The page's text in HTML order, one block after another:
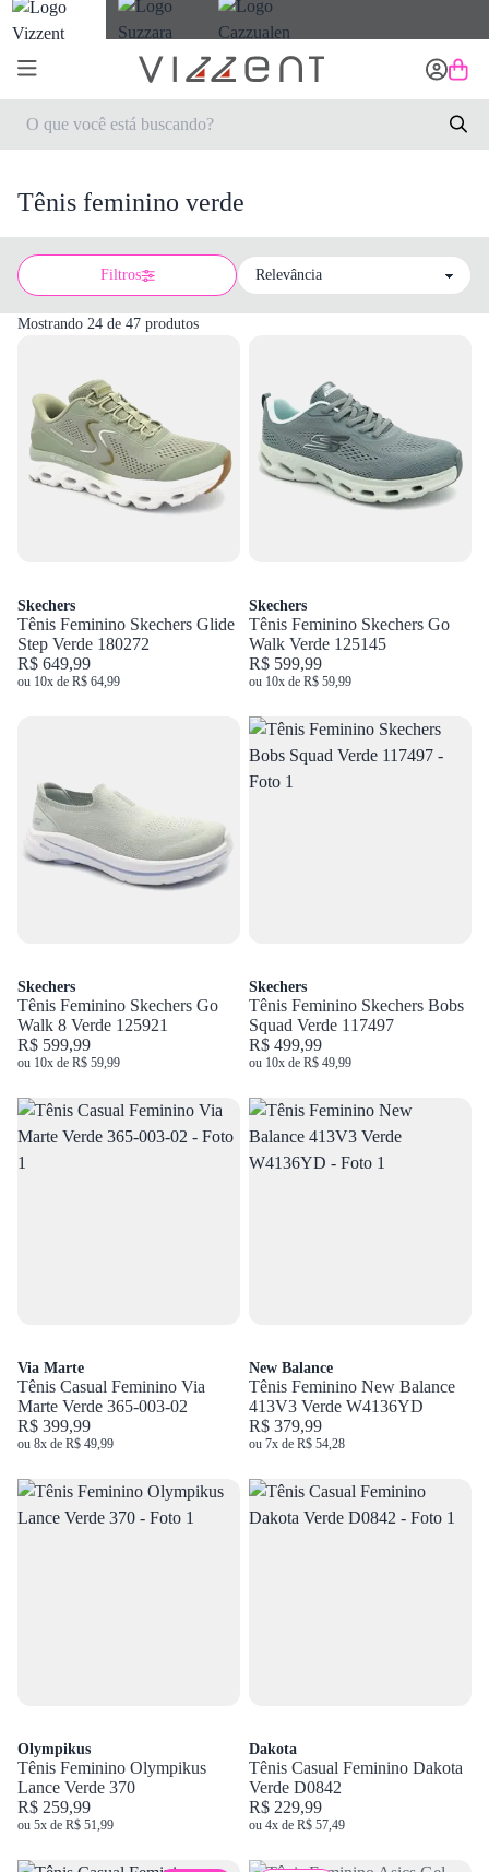
Tênis feminino verde
Filtros
Sort by
Mostrando 24 de 47 produtos
Skechers
Tênis Feminino Skechers Glide
Step Verde 180272
R$ 649,99
ou 10x de R$ 64,99
Skechers
Tênis Feminino Skechers Go
Walk Verde 125145
R$ 599,99
ou 10x de R$ 59,99
Skechers
Tênis Feminino Skechers Go
Walk 8 Verde 125921
R$ 599,99
ou 10x de R$ 59,99
Skechers
Tênis Feminino Skechers Bobs
Squad Verde 117497
R$ 499,99
ou 10x de R$ 49,99
Via Marte
Tênis Casual Feminino Via
Marte Verde 365-003-02
R$ 399,99
ou 8x de R$ 49,99
New Balance
Tênis Feminino New Balance
413V3 Verde W4136YD
R$ 379,99
ou 7x de R$ 54,28
Olympikus
Tênis Feminino Olympikus
Lance Verde 370
R$ 259,99
ou 5x de R$ 51,99
Dakota
Tênis Casual Feminino Dakota
Verde D0842
R$ 229,99
ou 4x de R$ 57,49